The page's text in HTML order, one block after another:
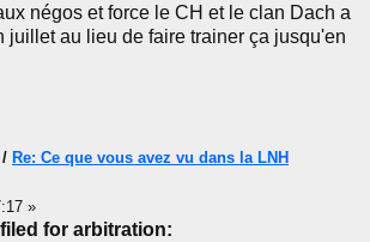
négos et force le CH et le clan Dach a
juillet au lieu de faire trainer ça jusqu'en
/ Re: Ce que vous avez vu dans la LNH
»
for arbitration: